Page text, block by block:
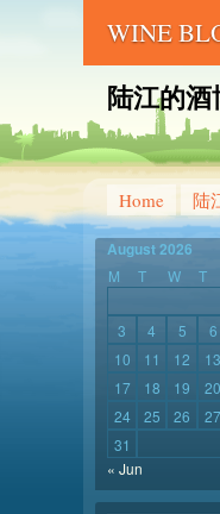
WINE
陆江的
Home 陆
August 2026
M T W T
3
4 5 6
10
11 12 13
17
18 19 20
24
25 26 27
31
« Jun